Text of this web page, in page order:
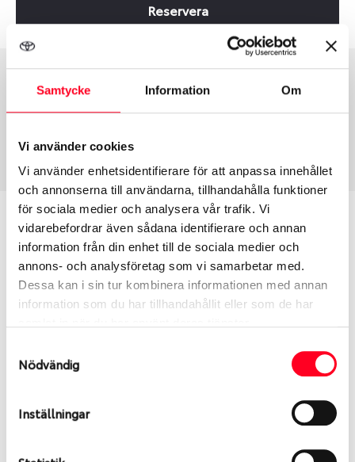
Samtycke Information Om
Vi använder cookies
Vi använder enhetsidentifierare för att anpassa innehållet
och annonserna till användarna, tillhandahålla funktioner
för sociala medier och analysera vår trafik. Vi
vidarebefordrar även sådana identifierare och annan
information från din enhet till de sociala medier och
annons- och analysföretag som vi samarbetar med.
Dessa kan i sin tur kombinera informationen med annan
information som du har tillhandahållit eller som de har
Nödvändig
Inställningar
Reservera
Däcktyp
Sommar
Däckstorlek
275/55 R 20 113T
1346
Passar detta däck min bil?
Ange registreringsnummer för att se om det däck
du valt passar din bilmodell. Om du köper däck som
skall sättas på dina befintliga fälgar, se till att kolla
årens lopp och inte vara samma dimension som
bilen hade ut från fabrik.